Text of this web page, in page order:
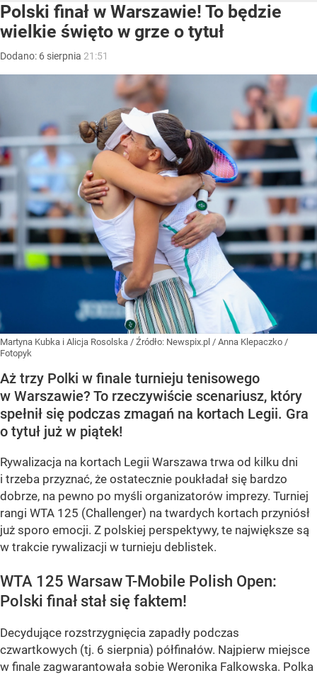
Polski finał w Warszawie! To będzie
wielkie święto w grze o tytuł
Dodano: 6 sierpnia 21:51
Martyna Kubka i Alicja Rosolska / Źródło: Newspix.pl / Anna Klepaczko /
Fotopyk
Aż trzy Polki w finale turnieju tenisowego
w Warszawie? To rzeczywiście scenariusz, który
spełnił się podczas zmagań na kortach Legii. Gra
o tytuł już w piątek!
Rywalizacja na kortach Legii Warszawa trwa od kilku dni
i trzeba przyznać, że ostatecznie poukładał się bardzo
dobrze, na pewno po myśli organizatorów imprezy. Turniej
rangi WTA 125 (Challenger) na twardych kortach przyniósł
już sporo emocji. Z polskiej perspektywy, te największe są
w trakcie rywalizacji w turnieju deblistek.
WTA 125 Warsaw T-Mobile Polish Open:
Polski finał stał się faktem!
Decydujące rozstrzygnięcia zapadły podczas
czwartkowych (tj. 6 sierpnia) półfinałów. Najpierw miejsce
w finale zagwarantowała sobie Weronika Falkowska. Polka